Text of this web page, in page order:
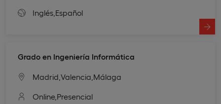
Inglés, Español
Grado en Ingeniería Informática
Madrid, Valencia, Málaga
Online, Presencial